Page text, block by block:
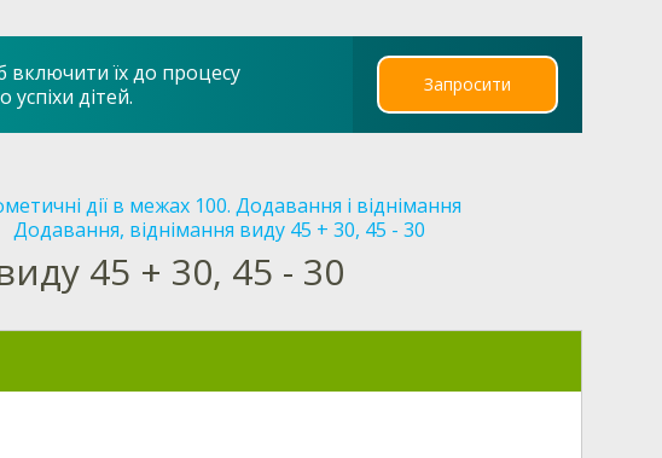
включити їх до процесу
дітей.
Запросити
дії в межах 100. Додавання і віднімання
Додавання, віднімання виду 45 + 30, 45 - 30
45 + 30, 45 - 30